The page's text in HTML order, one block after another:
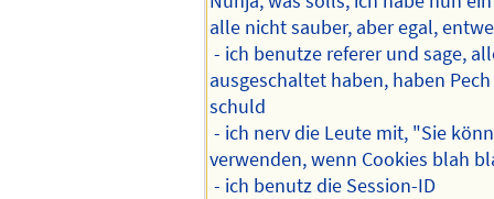
alle nicht sauber, aber egal,
- ich benutze referer und sage,
ausgeschaltet haben, haben
schuld
- ich nerv die Leute mit, "Sie
verwenden, wenn Cookies blah
- ich benutz die Session-ID